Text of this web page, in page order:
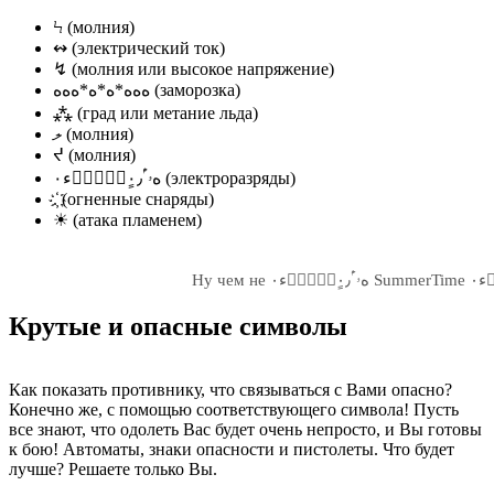
Ϟ (молния)
↭ (электрический ток)
↯ (молния или высокое напряжение)
ﻩﻩﻩ*ﻩ*ﻩ*ﻩﻩﻩ (заморозка)
⁂ (град или метание льда)
ލ (молния)
ᔪ (молния)
ەۥۤۡۢ۠۰ۭۛۘۖ٠ٍ٫ء٠ (электроразряды)
.҉ (огненные снаряды)
☀ (атака пламенем)
Крутые и опасные символы
Как показать противнику, что связываться с Вами опасно?
Конечно же, с помощью соответствующего символа! Пусть
все знают, что одолеть Вас будет очень непросто, и Вы готовы
к бою! Автоматы, знаки опасности и пистолеты. Что будет
лучше? Решаете только Вы.